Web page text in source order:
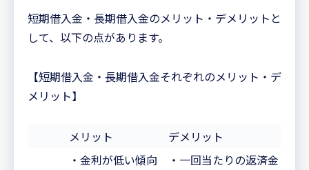
短期借入金・長期借入金のメリット・デメリットと
して、以下の点があります。
【短期借入金・長期借入金それぞれのメリット・デ
メリット】
メリット デメリット
・金利が低い傾向
・一回当たりの返済金